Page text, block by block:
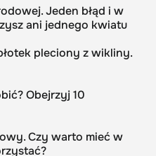
Jeden błąd i w
ani jednego kwiatu
pleciony z wikliny.
Obejrzyj 10
Czy warto mieć w